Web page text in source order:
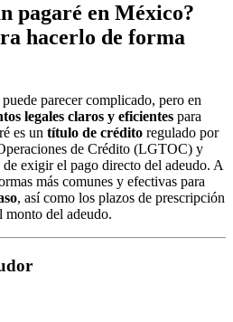
pagaré en México?
hacerlo de forma
parecer complicado, pero en
legales claros y eficientes para
es un título de crédito regulado por
de Crédito (LGTOC) y
exigir el pago directo del adeudo. A
más comunes y efectivas para
, así como los plazos de prescripción
monto del adeudo.